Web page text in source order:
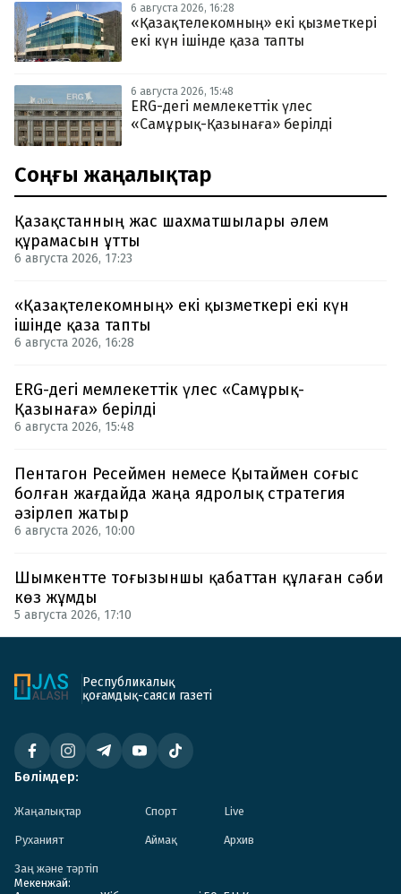
6 августа 2026, 16:28
«Қазақтелекомның» екі қызметкері
екі күн ішінде қаза тапты
6 августа 2026, 15:48
ERG-дегі мемлекеттік үлес
«Самұрық-Қазынаға» берілді
Соңғы жаңалықтар
Қазақстанның жас шахматшылары әлем
құрамасын ұтты
6 августа 2026, 17:23
«Қазақтелекомның» екі қызметкері екі күн
ішінде қаза тапты
6 августа 2026, 16:28
ERG-дегі мемлекеттік үлес «Самұрық-
Қазынаға» берілді
6 августа 2026, 15:48
Пентагон Ресеймен немесе Қытаймен соғыс
болған жағдайда жаңа ядролық стратегия
әзірлеп жатыр
6 августа 2026, 10:00
Шымкентте тоғызыншы қабаттан құлаған сәби
көз жұмды
5 августа 2026, 17:10
Республикалық
қоғамдық-саяси газеті
Бөлімдер:
Жаңалықтар Спорт Live
Руханият Аймақ Архив
Заң және тәртіп
Мекенжай: